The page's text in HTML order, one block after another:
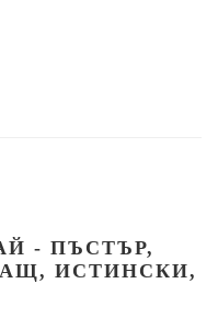
- ПЪСТЪР,
ИСТИНСКИ,